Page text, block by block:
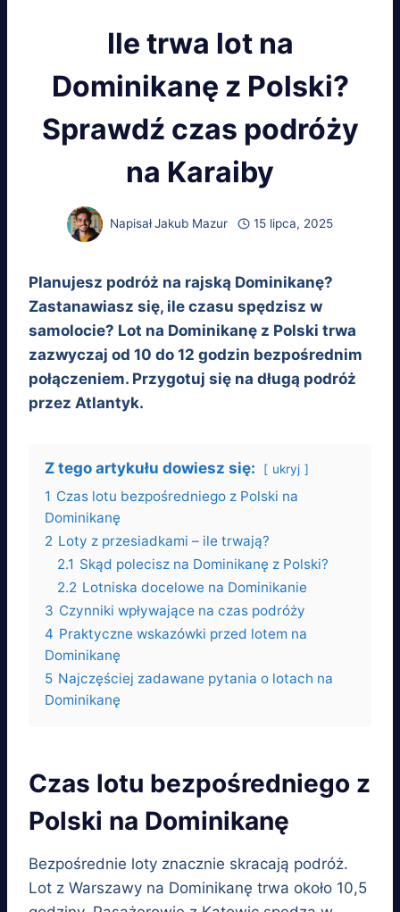
Ile trwa lot na
Dominikanę z Polski?
Sprawdź czas podróży
na Karaiby
NapisałJakub Mazur 15 lipca, 2025
Planujesz podróż na rajską Dominikanę?
Zastanawiasz się, ile czasu spędzisz w
samolocie? Lot na Dominikanę z Polski trwa
zazwyczaj od 10 do 12 godzin bezpośrednim
połączeniem. Przygotuj się na długą podróż
przez Atlantyk.
Z tego artykułu dowiesz się: ukryj
1 Czas lotu bezpośredniego z Polski na
Dominikanę
2 Loty z przesiadkami – ile trwają?
2.1 Skąd polecisz na Dominikanę z Polski?
2.2 Lotniska docelowe na Dominikanie
3 Czynniki wpływające na czas podróży
4 Praktyczne wskazówki przed lotem na
Dominikanę
5 Najczęściej zadawane pytania o lotach na
Dominikanę
Czas lotu bezpośredniego z
Polski na Dominikanę
Bezpośrednie loty znacznie skracają podróż.
Lot z Warszawy na Dominikanę trwa około 10,5